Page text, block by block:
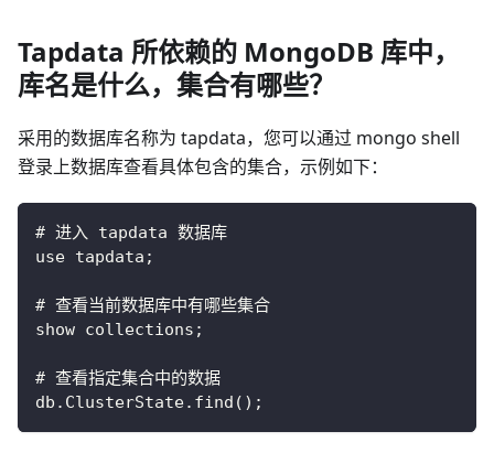
Tapdata 所依赖的 MongoDB 库中，
库名是什么，集合有哪些？
采用的数据库名称为 tapdata，您可以通过 mongo shell
登录上数据库查看具体包含的集合，示例如下：
# 进入 tapdata 数据库
use tapdata;
# 查看当前数据库中有哪些集合
show collections;
# 查看指定集合中的数据
db.ClusterState.find();